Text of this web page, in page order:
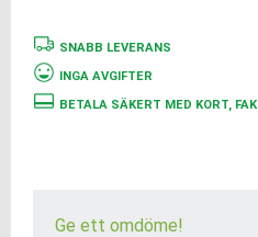
SNABB LEVERANS
INGA AVGIFTER
BETALA SÄKERT MED KORT,
Ge ett omdöme!